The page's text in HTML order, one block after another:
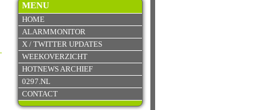
MENU
HOME
ALARMMONITOR
X / TWITTER UPDATES
WEEKOVERZICHT
HOTNEWS ARCHIEF
0297.NL
CONTACT